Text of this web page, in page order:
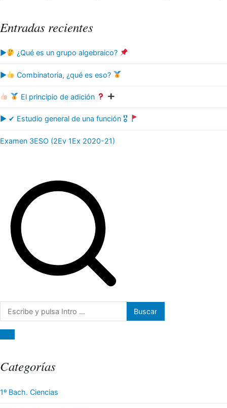
Entradas recientes
▶ ¿Qué es un grupo algebraico?
▶ Combinatoria, ¿qué es eso?
El principio de adición
▶ ✔ Estudio general de una función 🎖
Examen 3ESO (2Ev 1Ex 2020-21)
Buscar:
Categorías
1º Bach. Ciencias